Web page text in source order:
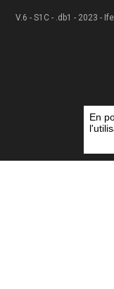
V.6 - S1C - .db1 - 2023 -
En